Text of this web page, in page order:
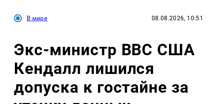
В мире 08.08.2026, 10:51
Экс-министр ВВС США
Кендалл лишился
допуска к гостайне за